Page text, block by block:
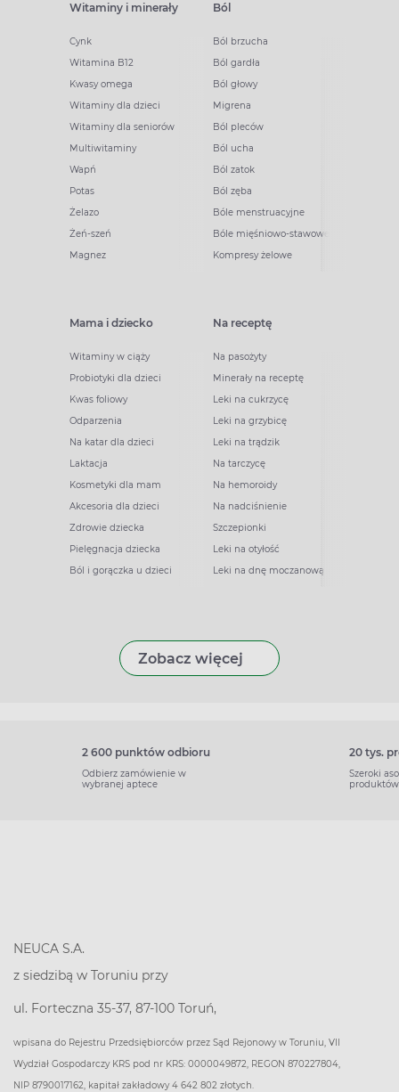
Witaminy i minerały
Cynk
Witamina B12
Kwasy omega
Witaminy dla dzieci
Witaminy dla seniorów
Multiwitaminy
Wapń
Potas
Żelazo
Żeń-szeń
Magnez
Ból
Ból brzucha
Ból gardła
Ból głowy
Migrena
Ból pleców
Ból ucha
Ból zatok
Ból zęba
Bóle menstruacyjne
Bóle mięśniowo-stawowe
Kompresy żelowe
Mama i dziecko
Witaminy w ciąży
Probiotyki dla dzieci
Kwas foliowy
Odparzenia
Na katar dla dzieci
Laktacja
Kosmetyki dla mam
Akcesoria dla dzieci
Zdrowie dziecka
Pielęgnacja dziecka
Ból i gorączka u dzieci
Na receptę
Na pasożyty
Minerały na receptę
Leki na cukrzycę
Leki na grzybicę
Leki na trądzik
Na tarczycę
Na hemoroidy
Na nadciśnienie
Szczepionki
Leki na otyłość
Leki na dnę moczanową
Zobacz więcej
2 600 punktów odbioru
Odbierz zamówienie w
wybranej aptece
20 tys.
Szeroki
produktów
NEUCA S.A.
z siedzibą w Toruniu przy
ul. Forteczna 35-37, 87-100 Toruń,
wpisana do Rejestru Przedsiębiorców przez Sąd Rejonowy w Toruniu, VII
Wydział Gospodarczy KRS pod nr KRS: 0000049872, REGON 870227804,
NIP 8790017162, kapitał zakładowy 4 642 802 złotych.